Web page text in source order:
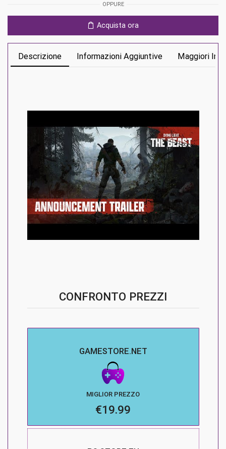
quantità
OPPURE
Acquista ora
Descrizione Informazioni Aggiuntive Maggiori
CONFRONTO PREZZI
GAMESTORE.NET
MIGLIOR PREZZO
€19.99